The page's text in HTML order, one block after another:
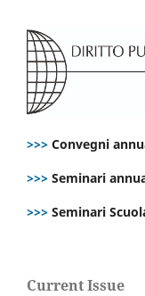
>>> Convegni
>>> Seminari
>>> Seminari
Current Issue